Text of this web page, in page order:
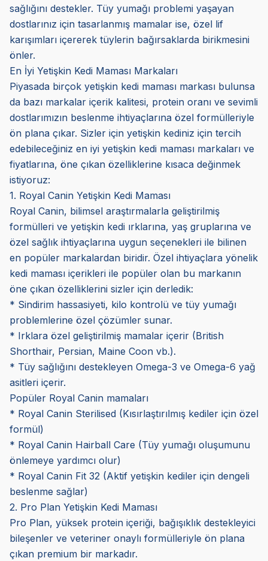
sağlığını destekler. Tüy yumağı problemi yaşayan
dostlarınız için tasarlanmış mamalar ise, özel lif
karışımları içererek tüylerin bağırsaklarda birikmesini
önler.
En İyi Yetişkin Kedi Maması Markaları
Piyasada birçok yetişkin kedi maması markası bulunsa
da bazı markalar içerik kalitesi, protein oranı ve sevimli
dostlarımızın beslenme ihtiyaçlarına özel formülleriyle
ön plana çıkar. Sizler için yetişkin kediniz için tercih
edebileceğiniz en iyi yetişkin kedi maması markaları ve
fiyatlarına, öne çıkan özelliklerine kısaca değinmek
istiyoruz:
1. Royal Canin Yetişkin Kedi Maması
Royal Canin, bilimsel araştırmalarla geliştirilmiş
formülleri ve yetişkin kedi ırklarına, yaş gruplarına ve
özel sağlık ihtiyaçlarına uygun seçenekleri ile bilinen
en popüler markalardan biridir. Özel ihtiyaçlara yönelik
kedi maması içerikleri ile popüler olan bu markanın
öne çıkan özelliklerini sizler için derledik:
* Sindirim hassasiyeti, kilo kontrolü ve tüy yumağı
problemlerine özel çözümler sunar.
* Irklara özel geliştirilmiş mamalar içerir (British
Shorthair, Persian, Maine Coon vb.).
* Tüy sağlığını destekleyen Omega-3 ve Omega-6 yağ
asitleri içerir.
Popüler Royal Canin mamaları
* Royal Canin Sterilised (Kısırlaştırılmış kediler için özel
formül)
* Royal Canin Hairball Care (Tüy yumağı oluşumunu
önlemeye yardımcı olur)
* Royal Canin Fit 32 (Aktif yetişkin kediler için dengeli
beslenme sağlar)
2. Pro Plan Yetişkin Kedi Maması
Pro Plan, yüksek protein içeriği, bağışıklık destekleyici
bileşenler ve veteriner onaylı formülleriyle ön plana
çıkan premium bir markadır.